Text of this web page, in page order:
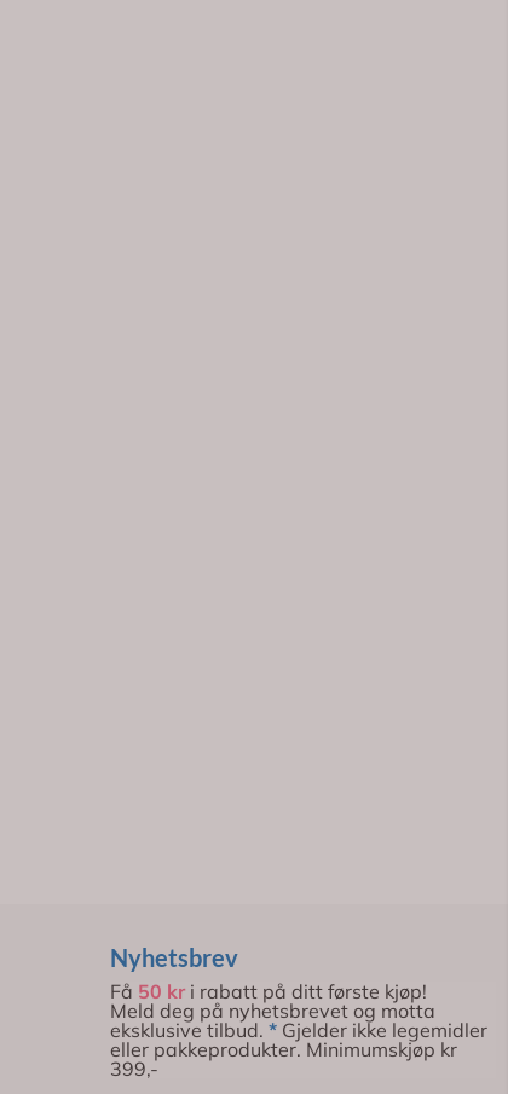
Nyhetsbrev
Få 50 kri rabatt på ditt første kjøp!
Meld deg på nyhetsbrevet og motta
eksklusive tilbud. * Gjelder ikke legemidler
eller pakkeprodukter. Minimumskjøp kr
399,-